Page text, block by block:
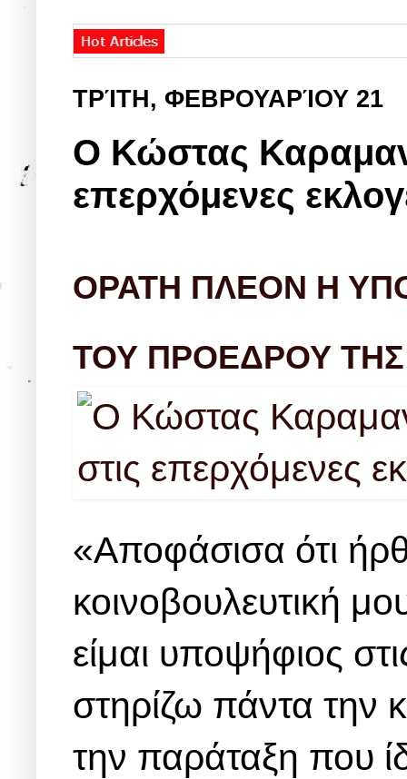
ΤΡΊΤΗ, ΦΕΒΡΟΥΑΡΊΟΥ 21
Ο Κώστας
επερχόμενες
ΟΡΑΤΗ ΠΛΕΟΝ Η
ΤΟΥ ΠΡΟΕΔΡΟΥ
«Αποφάσισα ότι
κοινοβουλευτική
είμαι υποψήφιος
στηρίζω πάντα την
την παράταξη που